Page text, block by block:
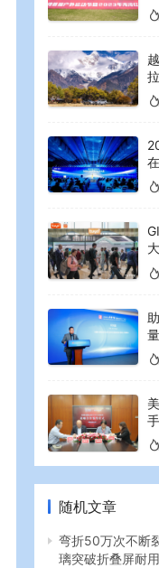
随机文章
弯折50万次不断
璃突破折叠屏耐